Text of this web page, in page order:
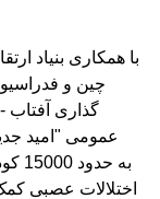
چین و
گذاری آفتاب
عمومی "امید